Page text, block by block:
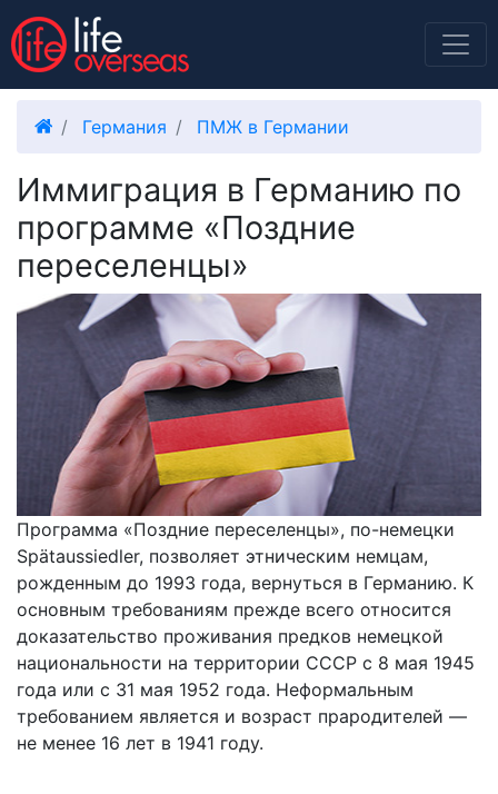
Германия ПМЖ в Германии
Иммиграция в Германию по
программе «Поздние
переселенцы»
Программа «Поздние переселенцы», по-немецки
Spätaussiedler, позволяет этническим немцам,
рожденным до 1993 года, вернуться в Германию. К
основным требованиям прежде всего относится
доказательство проживания предков немецкой
национальности на территории СССР с 8 мая 1945
года или с 31 мая 1952 года. Неформальным
требованием является и возраст прародителей —
не менее 16 лет в 1941 году.